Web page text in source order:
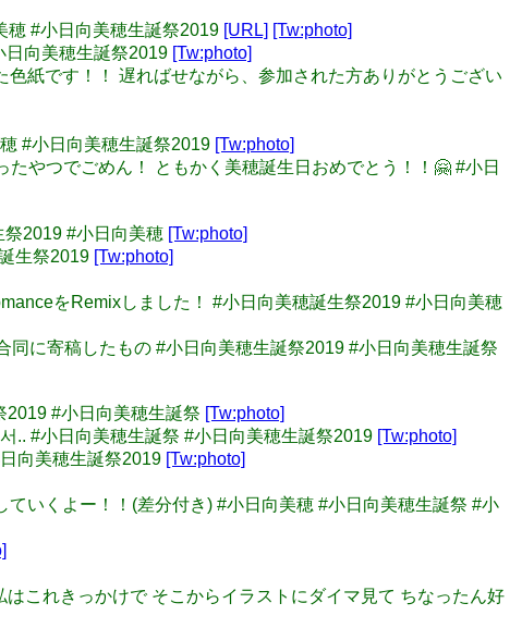
穂 #小日向美穂生誕祭2019 [URL] [Tw:photo]
向美穂生誕祭2019 [Tw:photo]
紙です！！ 遅ればせながら、参加された方ありがとうござい
#小日向美穂生誕祭2019 [Tw:photo]
やつでごめん！ ともかく美穂誕生日おめでとう！！🤗 #小日
2019 #小日向美穂 [Tw:photo]
生祭2019 [Tw:photo]
をRemixしました！ #小日向美穂誕生祭2019 #小日向美穂
に寄稿したもの #小日向美穂生誕祭2019 #小日向美穂生誕祭
#小日向美穂生誕祭 [Tw:photo]
.. #小日向美穂生誕祭 #小日向美穂生誕祭2019 [Tw:photo]
向美穂生誕祭2019 [Tw:photo]
いくよー！！(差分付き) #小日向美穂 #小日向美穂生誕祭 #小
これきっかけで そこからイラストにダイマ見て ちなったん好